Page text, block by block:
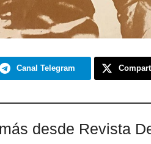
Canal Telegram
desde Revista